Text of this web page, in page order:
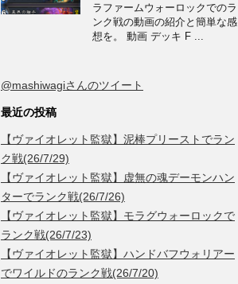
ラファームウォーロックでのラ
ンク戦の動画の紹介と簡単な感
想を。 動画 デッキ F ...
@mashiwagiさんのツイート
最近の投稿
【ヴァイオレット監獄】泥棒プリーストでラン
ク戦(26/7/29)
【ヴァイオレット監獄】虚無の魂デーモンハン
ターでランク戦(26/7/26)
【ヴァイオレット監獄】モラグウォーロックで
ランク戦(26/7/23)
【ヴァイオレット監獄】ハンドバフウォリアー
でワイルドのランク戦(26/7/20)